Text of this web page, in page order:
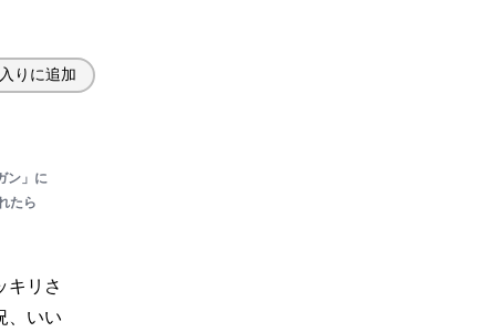
りに追加
ン」に
たら
キリさ
、いい